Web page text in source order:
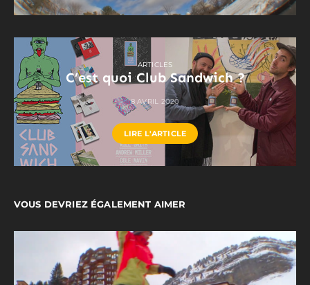
ARTICLES
C’est quoi Club Sandwich ?
8 AVRIL 2020
LIRE L'ARTICLE
VOUS DEVRIEZ ÉGALEMENT AIMER